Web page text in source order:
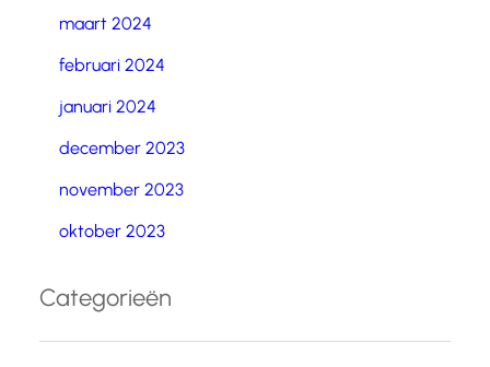
maart 2024
februari 2024
januari 2024
december 2023
november 2023
oktober 2023
Categorieën